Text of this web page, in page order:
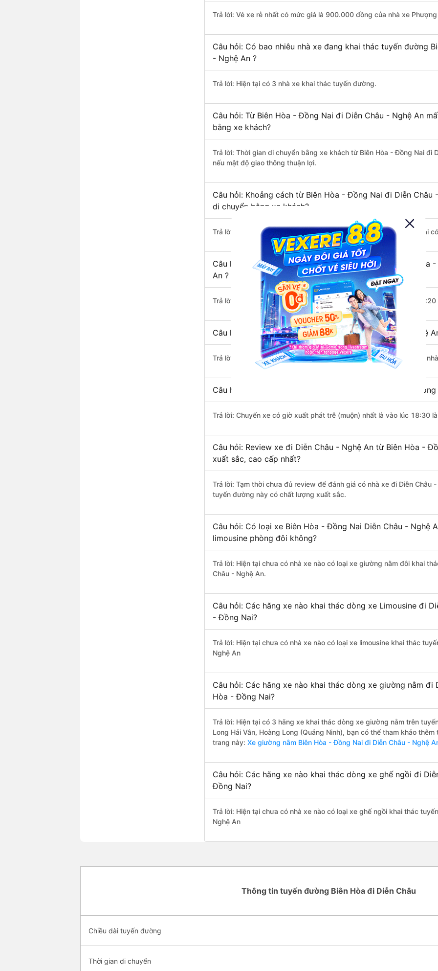
Trả lời: Vé xe rẻ nhất có mức giá là 900.000 đồng của nhà xe
Câu hỏi: Có bao nhiêu nhà xe đang khai thác tuyến đường
- Nghệ An ?
Trả lời: Hiện tại có 3 nhà xe khai thác tuyến đường.
Câu hỏi: Từ Biên Hòa - Đồng Nai đi Diễn Châu - Nghệ An
bằng xe khách?
Trả lời: Thời gian di chuyển bằng xe khách từ Biên Hòa - Đồng Nai đi
nếu mật độ giao thông thuận lợi.
Câu hỏi: Khoảng cách từ Biên Hòa - Đồng Nai đi Diễn Châu
di chuyển bằng xe khách?
Trả lời: Đoạn đường đi Diễn Châu - Nghệ An từ Biên Hòa - Đồng Nai
Câu hỏi: Mỗi ngày có bao nhiêu chuyến xe khách Biên Hòa
An ?
Trả lời: Trung bình mỗi ngày có khoảng 7 chuyến xe bắt đầu từ
Câu hỏi: Nhà xe đi Biên Hòa - Đồng Nai Diễn Châu - Nghệ
Trả lời: Chuyến xe có giờ xuất phát sớm nhất vào lúc 11:20 là của
Câu hỏi: Nhà xe đi Diễn Châu - Nghệ An từ Biên Hòa -
Trả lời: Chuyến xe có giờ xuất phát trễ (muộn) nhất là vào lúc 18:30
Câu hỏi: Review xe đi Diễn Châu - Nghệ An từ Biên Hòa -
xuất sắc, cao cấp nhất?
Trả lời: Tạm thời chưa đủ review để đánh giá có nhà xe đi Diễn Châu
tuyến đường này có chất lượng xuất sắc.
Câu hỏi: Có loại xe Biên Hòa - Đồng Nai Diễn Châu - Nghệ
limousine phòng đôi không?
Trả lời: Hiện tại chưa có nhà xe nào có loại xe giường nằm đôi khai
Châu - Nghệ An.
Câu hỏi: Các hãng xe nào khai thác dòng xe Limousine đi
- Đồng Nai?
Trả lời: Hiện tại chưa có nhà xe nào có loại xe limousine khai thác
Nghệ An
Câu hỏi: Các hãng xe nào khai thác dòng xe giường nằm đi
Hòa - Đồng Nai?
Trả lời: Hiện tại có 3 hãng xe khai thác dòng xe giường nằm trên
Long Hải Vân, Hoàng Long (Quảng Ninh), bạn có thể tham khảo
trang này: Xe giường nằm Biên Hòa - Đồng Nai đi Diễn Châu - Nghệ
Câu hỏi: Các hãng xe nào khai thác dòng xe ghế ngồi đi
Đồng Nai?
Trả lời: Hiện tại chưa có nhà xe nào có loại xe ghế ngồi khai thác
Nghệ An
Thông tin tuyến đường Biên Hòa đi Diễn Châu
Chiều dài tuyến đường
Thời gian di chuyển